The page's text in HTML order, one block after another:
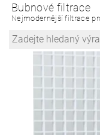
Bubnové filtrace
Nejmodernější filtrace